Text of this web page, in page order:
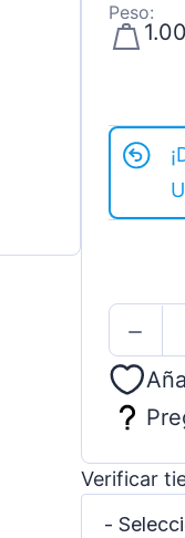
Peso:
Verificar
-